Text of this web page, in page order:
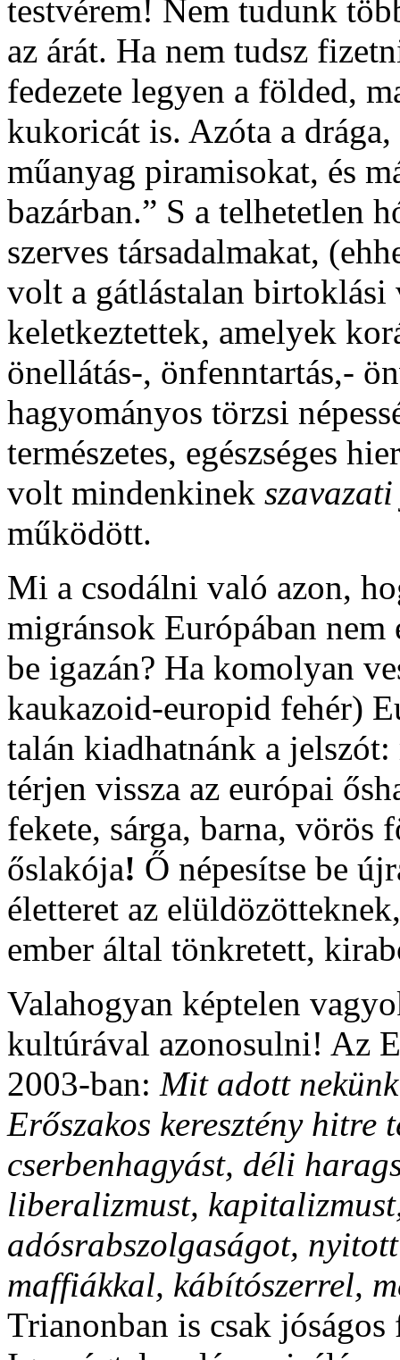
testvérem! Nem tudunk
az árát. Ha nem tudsz
fedezete legyen a földed,
kukoricát is. Azóta a
műanyag piramisokat, és
bazárban.” S a telhetetlen
szerves társadalmakat,
volt a gátlástalan
keletkeztettek, amelyek
önellátás-, önfenntartás,-
hagyományos törzsi
természetes, egészséges
volt mindenkinek
működött.
Mi a csodálni való azon,
migránsok Európában
be igazán? Ha komolyan
kaukazoid-europid fehér)
talán kiadhatnánk a
térjen vissza az európai
fekete, sárga, barna, vörös
őslakója! Ő népesítse be
életteret az
ember által tönkretett,
Valahogyan képtelen
kultúrával azonosulni! Az
2003-ban: Mit adott
Erőszakos keresztény hitre
cserbenhagyást, déli
liberalizmust,
adósrabszolgaságot,
maffiákkal, kábítószerrel,
Trianonban is csak